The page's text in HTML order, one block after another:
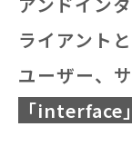
ライ アン ト と
ユーザー、 サ
「interface 」